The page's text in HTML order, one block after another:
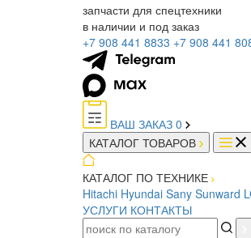
запчасти для спецтехники
в наличии и под заказ
+7 908 441 8833 +7 908 441
ВАШ ЗАКАЗ 0
КАТАЛОГ ТОВАРОВ
КАТАЛОГ ПО ТЕХНИКЕ
Hitachi Hyundai Sany Sunward
УСЛУГИ КОНТАКТЫ